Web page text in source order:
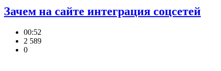
Зачем на сайте интеграция соцсетей
00:52
2 589
0